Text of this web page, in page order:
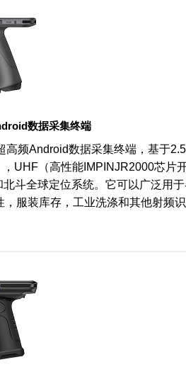
数据采集终端
高频Android数据采集终端，基于
UHF（高性能IMPINJR2000芯片
斗全球定位系统。它可以广泛用
服装库存，工业洗涤和其他射频